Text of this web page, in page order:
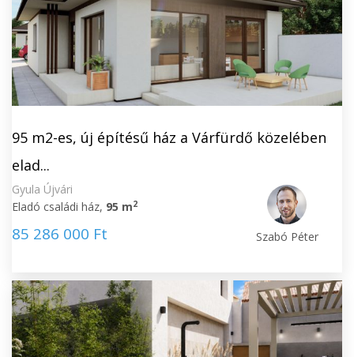
95 m2-es, új építésű ház a Várfürdő közelében
elad...
Gyula Újvári
Eladó családi ház, 95 m2
85 286 000 Ft Szabó Péter